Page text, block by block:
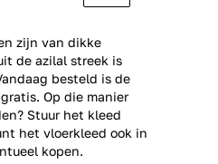
zijn van dikke
de azilal streek is
besteld is de
Op die manier
Stuur het kleed
het vloerkleed ook in
kopen.